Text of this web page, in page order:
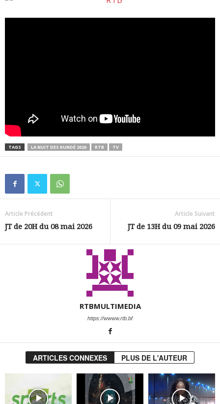
TAGS LA NUIT DES KUNDÉ 2026 RTB TV
Article Précédent
JT de 20H du 08 mai 2026
Article Suivant
JT de 13H du 09 mai 2026
RTBMULTIMEDIA
https://wwww.rtb.bf
ARTICLES CONNEXES PLUS DE L'AUTEUR